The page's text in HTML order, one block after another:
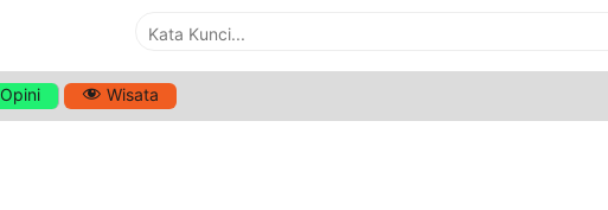
Opini Wisata
HASHTAG:TPI PUGER JEMBER SEPI PEMBELI